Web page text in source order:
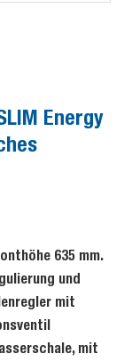
Energy
635 mm.
und
mit
mit